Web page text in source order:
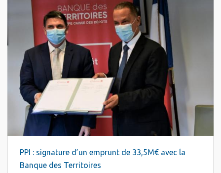
PPI : signature d’un emprunt de 33,5M€ avec la
Banque des Territoires